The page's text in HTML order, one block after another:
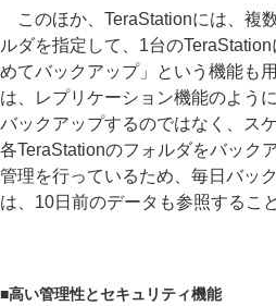
このほか、TeraStationには、複
ルダを指定して、1台の
めてバックアップ」という機能も
は、レプリケーション機能のよう
バックアップするのではなく、ス
各TeraStationのフォルダをバック
管理を行っているため、毎日バッ
は、10日前のデータも参照するこ
■高い管理性とセキュリティ機能